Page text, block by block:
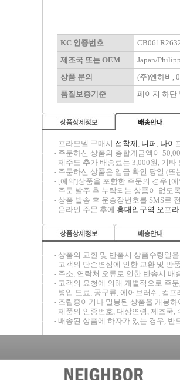
KC 인증번호
제조국 또는 OEM
Japan/
상품 문의
(주)엔하비,
품질보증기준
페이지 하단
----- - 프라모델 구매시 접착제 , 니퍼 , 나이
----- - 주문하신 상품의 총합계금액이
----- - 제주도 추가 배송료는 3,000원, 기
----- - 주문하신 상품은 입금 확인 당일 (또
----- - [예약]상품을 포함한 주문의 경우 [
----- - 주문 발주 후 누락되는 상품이 없도
----- - 상품 발송 후 운송장번호를 SMS로
----- - 온라인 주문 후에 홍대입구역 오프
----- - 상품의 교환 및 반품시 상품수령일
----- - 고객의 단순변심에 인한 교환 및 반
----- - 주소, 연락처 오류로 인한 반송시
----- - 고객의 요청에 의해 개별적으로 주
----- - 병입 도료, 공구류, 에어브러쉬, 컴
----- - 조립중이거나 밀봉된 상품을 개봉
----- - 제품의 인증번호, 대상연령, 제조국,
----- - 배송된 상품에 하자가 있는 경우, 반